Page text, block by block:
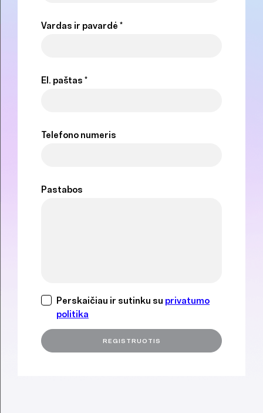
Vardas ir pavardė *
El. paštas *
Telefono numeris
Pastabos
Perskaičiau ir sutinku su privatumo
politika